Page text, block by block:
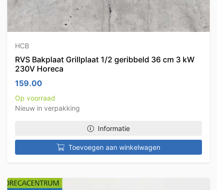
HCB
RVS Bakplaat Grillplaat 1/2 geribbeld 36 cm 3 kW
230V Horeca
159.00
Op voorraad
Nieuw in verpakking
Informatie
Toevoegen aan winkelwagen